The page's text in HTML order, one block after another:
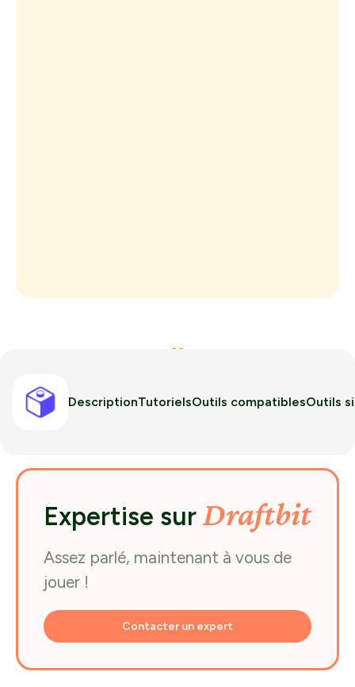
DescriptionTutorielsOutils compatiblesOutils
Expertise sur Draftbit
Assez parlé, maintenant à vous de
jouer !
Contacter un expert